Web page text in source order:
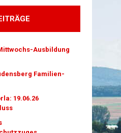
Ausbildung
Familien-
19.06.26